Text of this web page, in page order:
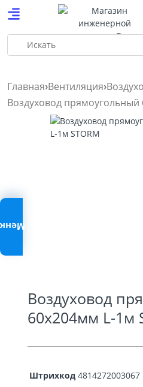
Искать
Главная Вентиляция
Воздуховод прямоугольный
Воздуховод
60х204мм L-1м
Штрихкод 4814272003067